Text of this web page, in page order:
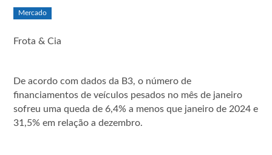
Mercado
Frota & Cia
De acordo com dados da B3, o número de
financiamentos de veículos pesados no mês de janeiro
sofreu uma queda de 6,4% a menos que janeiro de 2024 e
31,5% em relação a dezembro.